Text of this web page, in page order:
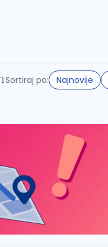
Sortiraj po: Najnovije